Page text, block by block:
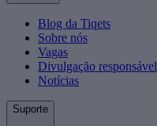
Blog da Tiqets
Sobre nós
Vagas
Divulgação responsável
Notícias
Suporte